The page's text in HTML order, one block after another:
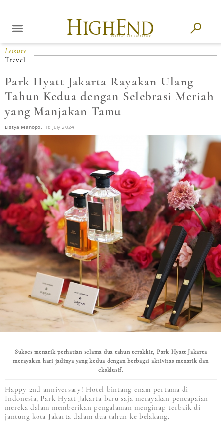
Leisure
Travel
Park Hyatt Jakarta Rayakan Ulang
Tahun Kedua dengan Selebrasi Meriah
yang Manjakan Tamu
Listya Manopo, 18 July 2024
Sukses menarik perhatian selama dua tahun terakhir, Park Hyatt Jakarta
merayakan hari jadinya yang kedua dengan berbagai aktivitas menarik dan
eksklusif.
Happy 2nd anniversary! Hotel bintang enam pertama di
Indonesia, Park Hyatt Jakarta baru saja merayakan pencapaian
mereka dalam memberikan pengalaman menginap terbaik di
jantung kota Jakarta dalam dua tahun ke belakang.